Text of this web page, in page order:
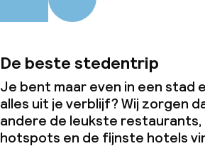
De beste stedentrip
Je bent maar even in een stad
alles uit je verblijf? Wij zorgen
andere de leukste
hotspots en de fijnste hotels